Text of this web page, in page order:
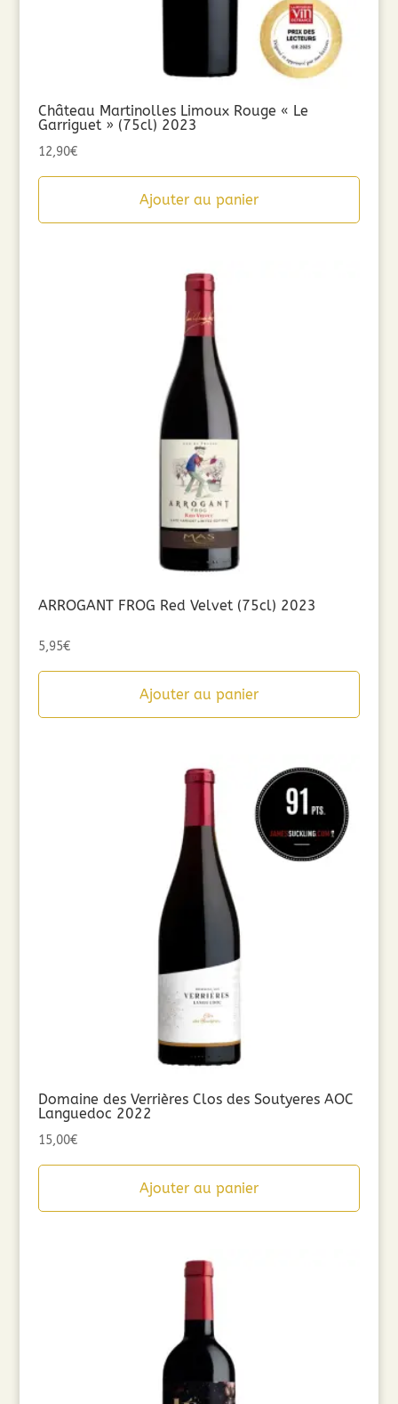
Château Martinolles Limoux Rouge « Le
Garriguet » (75cl) 2023
12,90€
Ajouter au panier
ARROGANT FROG Red Velvet (75cl) 2023
5,95€
Ajouter au panier
Domaine des Verrières Clos des Soutyeres AOC
Languedoc 2022
15,00€
Ajouter au panier